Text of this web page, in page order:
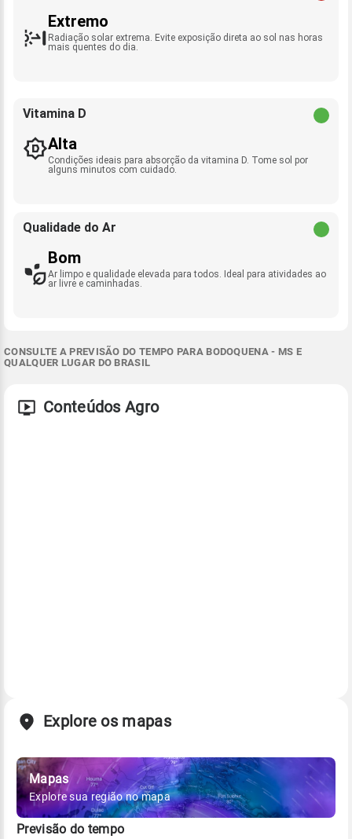
Extremo
Radiação solar extrema. Evite exposição direta ao sol nas horas
mais quentes do dia.
Vitamina D
Alta
Condições ideais para absorção da vitamina D. Tome sol por
alguns minutos com cuidado.
Qualidade do Ar
Bom
Ar limpo e qualidade elevada para todos. Ideal para atividades ao
ar livre e caminhadas.
CONSULTE A PREVISÃO DO TEMPO PARA BODOQUENA - MS E
QUALQUER LUGAR DO BRASIL
Conteúdos Agro
Explore os mapas
Mapas
Explore sua região no mapa
Previsão do tempo